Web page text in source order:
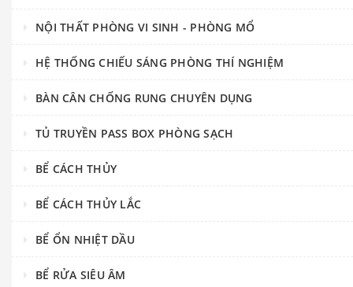
NỘI THẤT PHÒNG VI SINH - PHÒNG MỔ
HỆ THỐNG CHIẾU SÁNG PHÒNG THÍ NGHIỆM
BÀN CÂN CHỐNG RUNG CHUYÊN DỤNG
TỦ TRUYỀN PASS BOX PHÒNG SẠCH
BỂ CÁCH THỦY
BỂ CÁCH THỦY LẮC
BỂ ỔN NHIỆT DẦU
BỂ RỬA SIÊU ÂM